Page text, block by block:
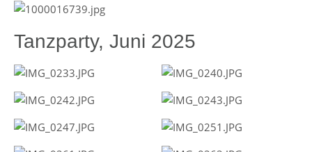
Tanzparty, Juni 2025